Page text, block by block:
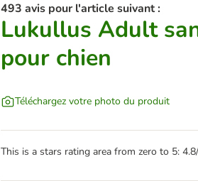
493 avis pour l'article suivant :
Lukullus Adult
pour chien
Téléchargez votre photo du produit
This is a stars rating area from zero to 5: